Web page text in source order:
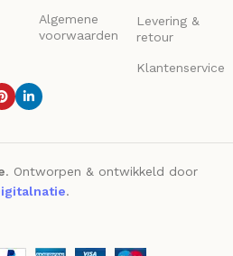
Algemene
voorwaarden
Levering &
retour
Klantenservice
. Ontworpen & ontwikkeld door
.